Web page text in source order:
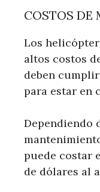
COSTOS DE
Los
altos costos
deben
para estar en
Dependiendo
puede costar
de dólares al